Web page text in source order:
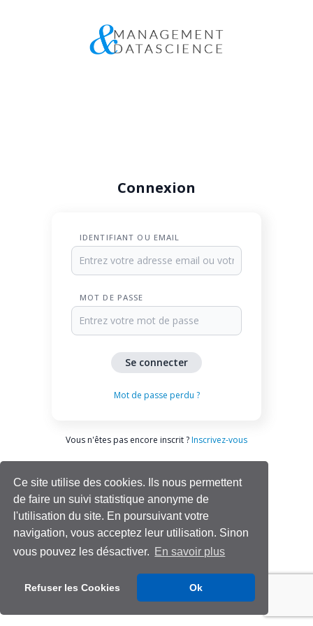
Ce site utilise des cookies. Ils nous permettent
de faire un suivi statistique anonyme de
l'utilisation du site. En poursuivant votre
navigation, vous acceptez leur utilisation. Sinon
vous pouvez les désactiver. En savoir plus
Refuser les Cookies Ok
Connexion
IDENTIFIANT OU EMAIL
MOT DE PASSE
Mot de passe perdu ?
Vous n'êtes pas encore inscrit ? Inscrivez-vous